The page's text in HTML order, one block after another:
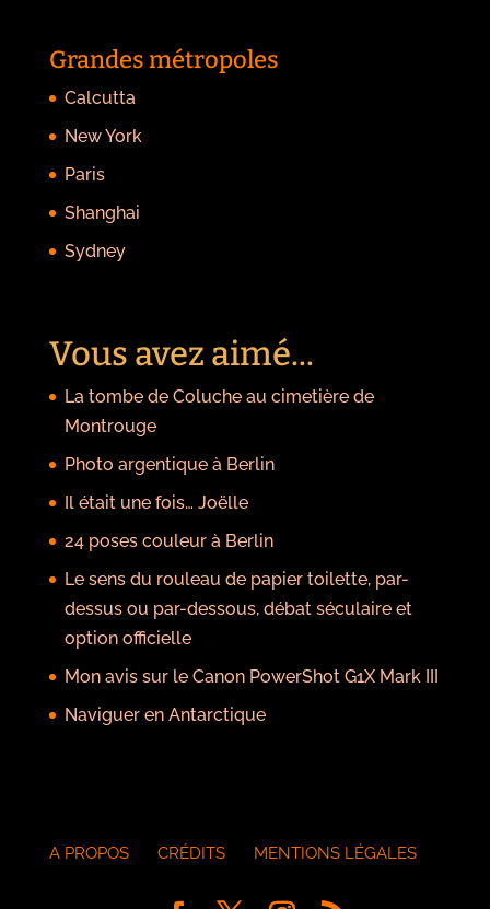
Grandes métropoles
Calcutta
New York
Paris
Shanghai
Sydney
Vous avez aimé...
La tombe de Coluche au cimetière de
Montrouge
Photo argentique à Berlin
Il était une fois… Joëlle
24 poses couleur à Berlin
Le sens du rouleau de papier toilette, par-
dessus ou par-dessous, débat séculaire et
option officielle
Mon avis sur le Canon PowerShot G1X Mark III
Naviguer en Antarctique
A PROPOS CRÉDITS MENTIONS LÉGALES